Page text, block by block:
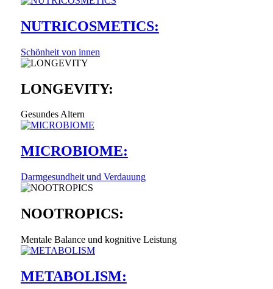
NUTRICOSMETICS:
Schönheit von innen
LONGEVITY:
Gesundes Altern
MICROBIOME:
Darmgesundheit und Verdauung
NOOTROPICS:
Mentale Balance und kognitive Leistung
METABOLISM: